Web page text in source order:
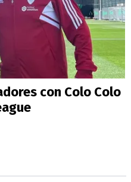
con Colo Colo